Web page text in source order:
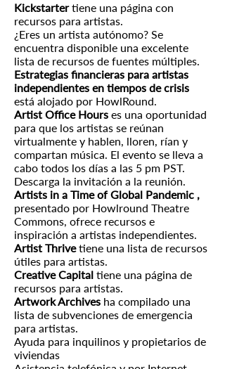
Kickstartertiene una página con
recursos para artistas.
¿Eres un artista autónomo? Se
encuentra disponible una excelente
lista de recursos de fuentes múltiples.
Estrategias financieras para artistas
independientes en tiempos de crisis
está alojado por HowlRound.
Artist Office Hours es una oportunidad
para que los artistas se reúnan
virtualmente y hablen, lloren, rían y
compartan música. El evento se lleva a
cabo todos los días a las 5 pm PST.
Descarga la invitación a la reunión.
Artists in a Time of Global Pandemic ,
presentado por Howlround Theatre
Commons, ofrece recursos e
inspiración a artistas independientes.
Artist Thrivetiene una lista de recursos
útiles para artistas.
Creative Capital tiene una página de
recursos para artistas.
Artwork Archives ha compilado una
lista de subvenciones de emergencia
para artistas.
Ayuda para inquilinos y propietarios de
viviendas